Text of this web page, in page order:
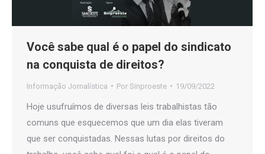
Você sabe qual é o papel do sindicato
na conquista de direitos?
Informação Jornalística Por Sinproeste 19/09/2022
Hoje usufruímos de diversas leis trabalhistas tão
comuns que esquecemos que um dia elas tiveram
que ser conquistadas. Nessas lutas por direitos do